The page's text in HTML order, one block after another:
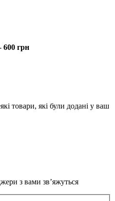
600 грн
товари, які були додані у ваш
з вами зв’яжуться